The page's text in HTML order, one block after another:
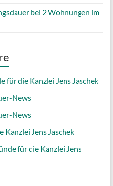
bei 2 Wohnungen im
für die Kanzlei Jens Jaschek
News
News
Kanzlei Jens Jaschek
für die Kanzlei Jens